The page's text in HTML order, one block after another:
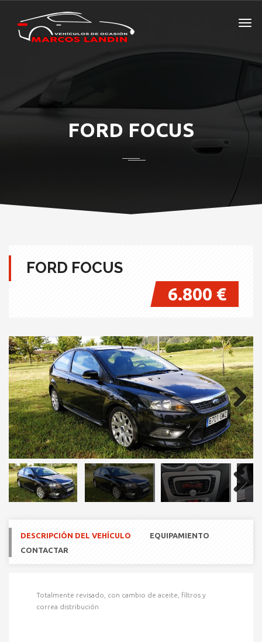
FORD FOCUS
FORD FOCUS
6.800 €
Next
Next
DESCRIPCIÓN DEL VEHÍCULO
EQUIPAMIENTO
CONTACTAR
Totalmente revisado, con cambio de aceite, filtros y
correa distribución